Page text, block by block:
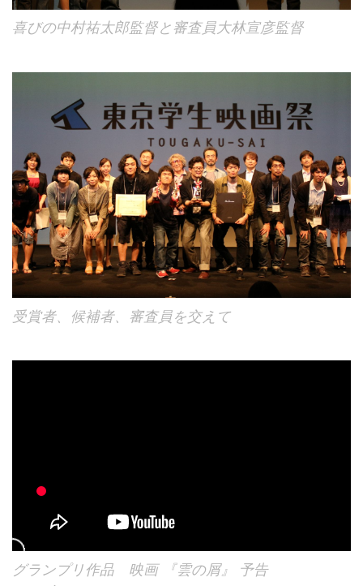
喜びの中村祐太郎監督と審査員大林宣彦監督
受賞者、候補者、審査員を交えて
グランプリ作品 映画 『雲の屑』 予告